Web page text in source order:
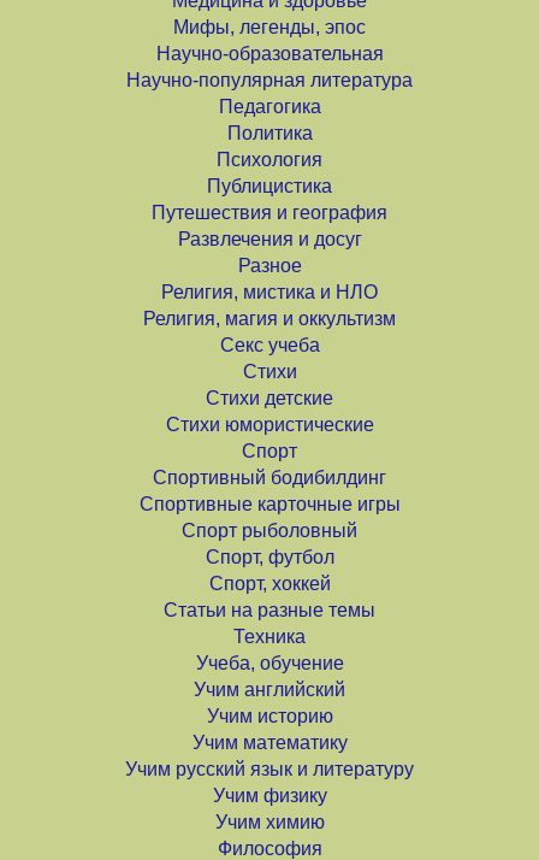
Мифы, легенды, эпос
Научно-образовательная
Научно-популярная литература
Педагогика
Политика
Психология
Публицистика
Путешествия и география
Развлечения и досуг
Разное
Религия, мистика и НЛО
Религия, магия и оккультизм
Секс учеба
Стихи
Стихи детские
Стихи юмористические
Спорт
Спортивный бодибилдинг
Спортивные карточные игры
Спорт рыболовный
Спорт, футбол
Спорт, хоккей
Статьи на разные темы
Техника
Учеба, обучение
Учим английский
Учим историю
Учим математику
Учим русский язык и литературу
Учим физику
Учим химию
Философия